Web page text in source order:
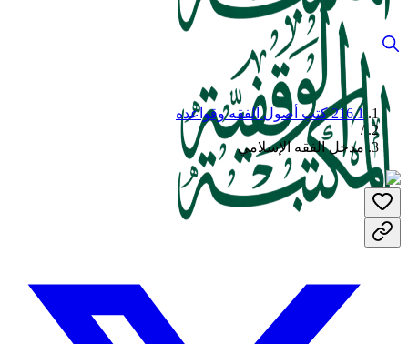
216.1 كتب أصول الفقه وقواعده
/
مدخل الفقه الإسلامي